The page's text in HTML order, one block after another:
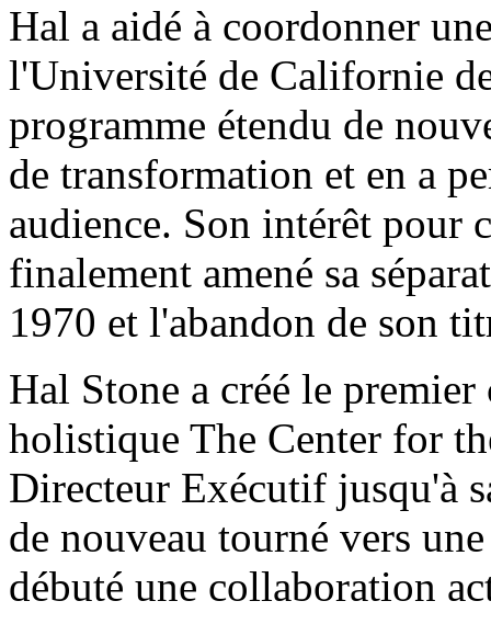
Hal a aidé à coordonner
l'Université de Californie
programme étendu de
de transformation et en a
audience. Son intérêt pour
finalement amené sa
1970 et l'abandon de son
Hal Stone a créé le
holistique The Center for
Directeur Exécutif jusqu'à
de nouveau tourné vers
débuté une collaboration